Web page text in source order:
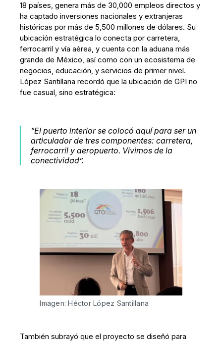
18 países, genera más de 30,000 empleos directos y
ha captado inversiones nacionales y extranjeras
históricas por más de 5,500 millones de dólares. Su
ubicación estratégica lo conecta por carretera,
ferrocarril y vía aérea, y cuenta con la aduana más
grande de México, así como con un ecosistema de
negocios, educación, y servicios de primer nivel.
López Santillana recordó que la ubicación de GPI no
fue casual, sino estratégica:
“El puerto interior se colocó aquí para ser un
articulador de tres componentes: carretera,
ferrocarril y aeropuerto. Vivimos de la
conectividad”.
Imagen: Héctor López Santillana
También subrayó que el proyecto se diseñó para